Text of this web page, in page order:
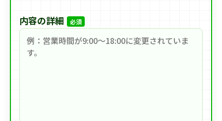
内容の詳細 必須